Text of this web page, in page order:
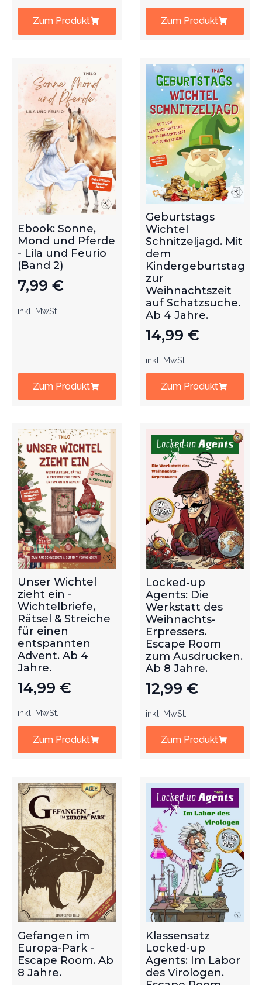
Zum Produkt Zum Produkt
Ebook: Sonne,
Mond und Pferde
- Lila und Feurio
(Band 2)
7,99 €
inkl. MwSt.
Zum Produkt
Geburtstags
Wichtel
Schnitzeljagd. Mit
dem
Kindergeburtstag
zur
Weihnachtszeit
auf Schatzsuche.
Ab 4 Jahre.
14,99 €
inkl. MwSt.
Zum Produkt
Unser Wichtel
zieht ein -
Wichtelbriefe,
Rätsel & Streiche
für einen
entspannten
Advent. Ab 4
Jahre.
14,99 €
inkl. MwSt.
Zum Produkt
Locked-up
Agents: Die
Werkstatt des
Weihnachts-
Erpressers.
Escape Room
zum Ausdrucken.
Ab 8 Jahre.
12,99 €
inkl. MwSt.
Zum Produkt
Gefangen im
Europa-Park -
Escape Room. Ab
8 Jahre.
Klassensatz
Locked-up
Agents: Im Labor
des Virologen.